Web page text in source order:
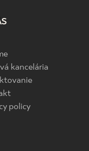
kancelária
policy